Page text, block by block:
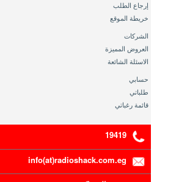
إرجاع الطلب
خريطة الموقع
الشركات
العروض المميزة
الاسئلة الشائعة
حسابي
طلباتي
قائمة رغباتي
19419
info(at)radioshack.com.eg